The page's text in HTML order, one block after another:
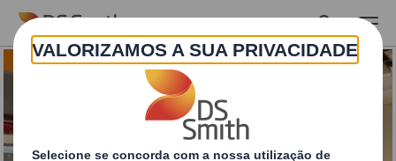
Skip to main content